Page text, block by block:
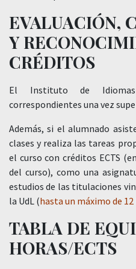
EVALUACIÓN,
Y
CRÉDITOS
El Instituto de
correspondientes una vez
Además, si el alumnado
clases y realiza las tareas
el curso con créditos ECTS
del curso), como una
estudios de las titulaciones
la UdL (hasta un máximo de 12
TABLA DE
HORAS/ECTS